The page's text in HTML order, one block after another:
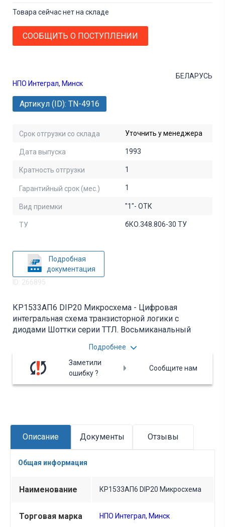
НПО Интеграл, Минск
БЕЛАРУСЬ
Артикул (ID): TN-4916
Срок отгрузки со склада Уточнить у менеджера
Дата выпуска 1993
Кратность отгрузки 1
Гарантийный срок (мес.) 1
Вид приемки "1"- ОТК
ТУ бКО.348.806-30 ТУ
Подробная
документация
ID: 266895
Товара сейчас нет на складе
СООБЩИТЬ О ПОСТУПЛЕНИИ
КР1533АП6 DIP20 Микросхема - Цифровая
интегральная схема транзисторной логики с
диодами Шоттки серии ТТЛ. Восьмиканальный
состояниями. Вся дополнительная информация
находится во вложении на товар, см. pdf - файл.
Подробнее
Заметили
ошибку ?
Сообщите нам
Описание Документы Отзывы
Общая информация
Наименование КР1533АП6 DIP20 Микросхема
Торговая марка НПО Интеграл, Минск